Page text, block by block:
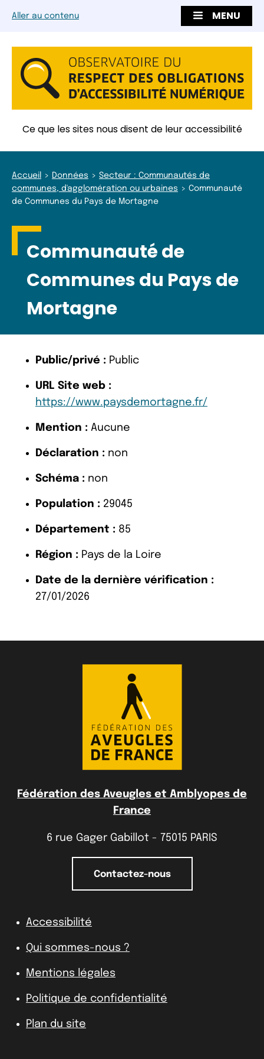
Aller au contenu MENU
Ce que les sites nous disent de leur accessibilité
Accueil Données
Secteur : Communautés de
communes, d'agglomération ou urbaines
Communauté
de Communes du Pays de Mortagne
Communauté de
Communes du Pays de
Mortagne
Public/privé : Public
URL Site web :
https://www.paysdemortagne.fr/
Mention : Aucune
Déclaration : non
Schéma : non
Population : 29045
Département : 85
Région : Pays de la Loire
Date de la dernière vérification :
27/01/2026
Fédération des Aveugles et Amblyopes de
France
6 rue Gager Gabillot - 75015 PARIS
Contactez-nous
Accessibilité
Qui sommes-nous ?
Mentions légales
Politique de confidentialité
Plan du site